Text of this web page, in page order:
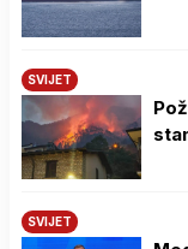
SVIJET
SVIJET